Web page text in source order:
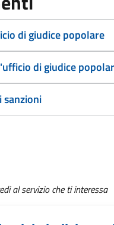
di giudice popolare
di giudice
sanzioni
al servizio che ti interessa